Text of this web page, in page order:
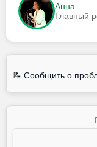
Анна
Главный
📝 Сообщить о